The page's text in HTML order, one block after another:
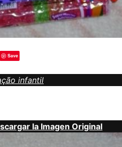
Save
infantil
la Imagen Original